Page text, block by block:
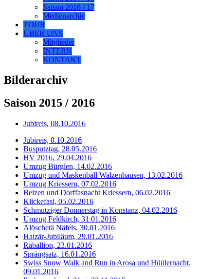
Saison 2016 / 17
Medienarchiv
TOUR
ÜBER UNS
Mitglieder
INTERN
KONTAKT
Bilderarchiv
Saison 2015 / 2016
Jubireis, 08.10.2016
Jubireis, 8.10.2016
Busputztag, 28.05.2016
HV 2016, 29.04.2016
Umzug Bürglen, 14.02.2016
Umzug und Maskenball Walzenhausen, 13.02.2016
Umzug Kriessern, 07.02.2016
Beizen und Dorffasnacht Kriessern, 06.02.2016
Klickefasi, 05.02.2016
Schmutziger Donnerstag in Konstanz, 04.02.2016
Umzug Feldkirch, 31.01.2016
Alöschetä Näfels, 30.01.2016
Haizär-Jubiläum, 29.01.2016
Räbällion, 23.01.2016
Sprängsatz, 16.01.2016
Swiss Snow Walk and Run in Arosa und Hüülernacht,
09.01.2016